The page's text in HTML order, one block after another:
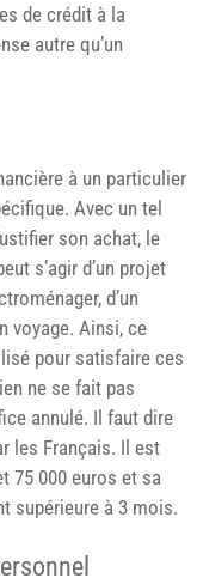
de crédit à la
autre qu’un
à un particulier
Avec un tel
son achat, le
s’agir d’un projet
d’un
voyage. Ainsi, ce
pour satisfaire ces
ne se fait pas
annulé. Il faut dire
les Français. Il est
75 000 euros et sa
supérieure à 3 mois.